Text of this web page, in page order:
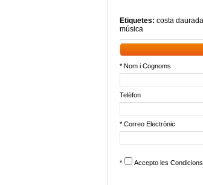
Etiquetes: costa daurada
música
* Nom i Cognoms
Telèfon
* Correo Electrònic
* Accepto les